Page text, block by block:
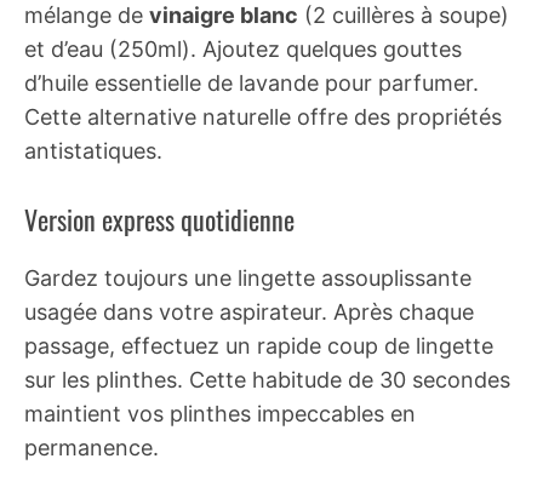
mélange de vinaigre blanc (2 cuillères à soupe)
et d’eau (250ml). Ajoutez quelques gouttes
d’huile essentielle de lavande pour parfumer.
Cette alternative naturelle offre des propriétés
antistatiques.
Version express quotidienne
Gardez toujours une lingette assouplissante
usagée dans votre aspirateur. Après chaque
passage, effectuez un rapide coup de lingette
sur les plinthes. Cette habitude de 30 secondes
maintient vos plinthes impeccables en
permanence.